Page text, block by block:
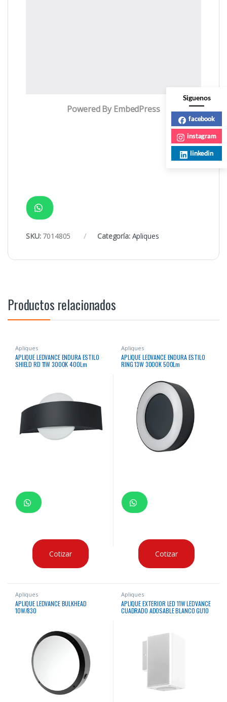
Powered By EmbedPress
SKU: 7014805 Categoría: Apliques
Productos relacionados
Apliques
APLIQUE LEDVANCE ENDURA ESTILO
SHIELD RD 11W 3000K 400Lm
Cotizar
Apliques
APLIQUE LEDVANCE ENDURA ESTILO
RING 13W 3000K 500Lm
Cotizar
Apliques
APLIQUE LEDVANCE BULKHEAD
10W/830
Apliques
APLIQUE EXTERIOR LED 11W LEDVANCE
CUADRADO ADOSABLE BLANCO GU10
Siguenos
facebook
instagram
linkedin